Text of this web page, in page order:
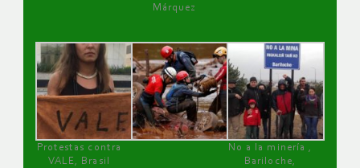
Márquez
Protestas contra
VALE, Brasil
No a la minería ,
Bariloche,